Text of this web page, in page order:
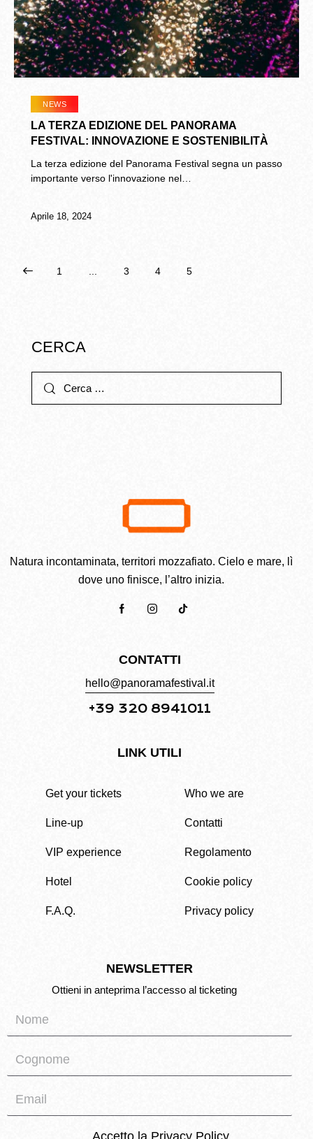
NEWS
LA TERZA EDIZIONE DEL PANORAMA
FESTIVAL: INNOVAZIONE E SOSTENIBILITÀ
La terza edizione del Panorama Festival segna un passo
importante verso l'innovazione nel…
Aprile 18, 2024
1 ... 3 4 5
CERCA
Natura incontaminata, territori mozzafiato. Cielo e mare, lì
dove uno finisce, l’altro inizia.
CONTATTI
hello@panoramafestival.it
+39 320 8941011
LINK UTILI
Get your tickets
Line-up
VIP experience
Hotel
F.A.Q.
Who we are
Contatti
Regolamento
Cookie policy
Privacy policy
NEWSLETTER
Ottieni in anteprima l’accesso al ticketing